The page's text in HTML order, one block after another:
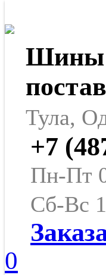
Шины
Тула,
+7
Пн-Пт
Сб-Вс
0